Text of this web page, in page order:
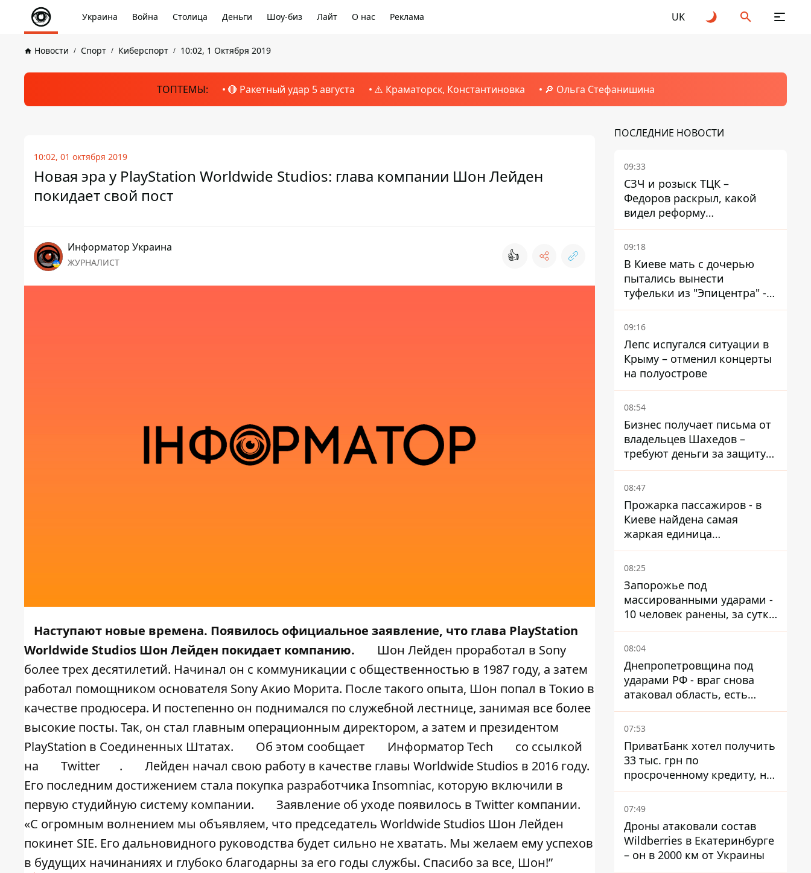
Украина Война Столица Деньги Шоу-биз Лайт О нас Реклама UK
Новости Спорт Киберспорт 10:02, 1 Октября 2019
ТОПТЕМЫ: 🔴 Ракетный удар 5 августа ⚠️ Краматорск, Константиновка 🔎 Ольга Стефанишина
10:02, 01 октября 2019
Новая эра у PlayStation Worldwide Studios: глава компании Шон Лейден
покидает свой пост
Информатор Украина
ЖУРНАЛИСТ 👍
Наступают новые времена. Появилось официальное заявление, что глава PlayStation
Worldwide Studios Шон Лейден покидает компанию.
Шон Лейден проработал в Sony
более трех десятилетий. Начинал он с коммуникации с общественностью в 1987 году, а затем
работал помощником основателя Sony Акио Морита. После такого опыта, Шон попал в Токио в
качестве продюсера. И постепенно он поднимался по служебной лестнице, занимая все более
высокие посты. Так, он стал главным операционным директором, а затем и президентом
PlayStation в Соединенных Штатах.
Об этом сообщает Информатор Tech
со ссылкой
на
Twitter .
Лейден начал свою работу в качестве главы Worldwide Studios в 2016 году.
Его последним достижением стала покупка разработчика Insomniac, которую включили в
первую студийную систему компании.
Заявление об уходе появилось в Twitter компании.
«С огромным волнением мы объявляем, что председатель Worldwide Studios Шон Лейден
покинет SIE. Его дальновидного руководства будет сильно не хватать. Мы желаем ему успехов
в будущих начинаниях и глубоко благодарны за его годы службы. Спасибо за все, Шон!”
ПОСЛЕДНИЕ НОВОСТИ
09:33
СЗЧ и розыск ТЦК –
Федоров раскрыл, какой
видел реформу
мобилизации
09:18
В Киеве мать с дочерью
пытались вынести
туфельки из "Эпицентра" -
суд вынес приговор
09:16
Лепс испугался ситуации в
Крыму – отменил концерты
на полуострове
08:54
Бизнес получает письма от
владельцев Шахедов –
требуют деньги за защиту
от атак
08:47
Прожарка пассажиров - в
Киеве найдена самая
жаркая единица
общественного транспорта
08:25
Запорожье под
массированными ударами -
10 человек ранены, за сутки
тысячи атак
08:04
Днепропетровщина под
ударами РФ - враг снова
атаковал область, есть
разрушения и пожары
07:53
ПриватБанк хотел получить
33 тыс. грн по
просроченному кредиту, но
суд взыскал с должницы
только 22 тыс. грн
07:49
Дроны атаковали состав
Wildberries в Екатеринбурге
– он в 2000 км от Украины